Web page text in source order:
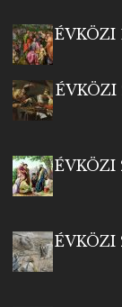
ÉVKÖZI
ÉVKÖZI
ÉVKÖZI
ÉVKÖZI